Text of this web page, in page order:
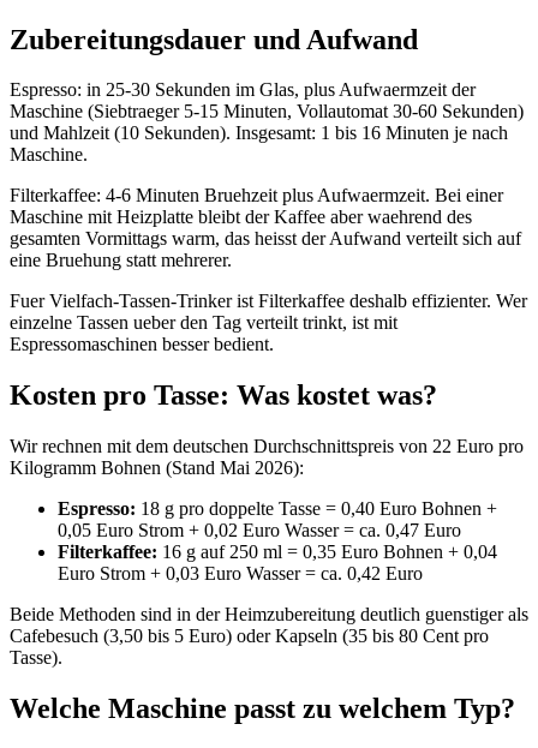
Zubereitungsdauer und Aufwand
Espresso: in 25-30 Sekunden im Glas, plus Aufwaermzeit der
Maschine (Siebtraeger 5-15 Minuten, Vollautomat 30-60 Sekunden)
und Mahlzeit (10 Sekunden). Insgesamt: 1 bis 16 Minuten je nach
Maschine.
Filterkaffee: 4-6 Minuten Bruehzeit plus Aufwaermzeit. Bei einer
Maschine mit Heizplatte bleibt der Kaffee aber waehrend des
gesamten Vormittags warm, das heisst der Aufwand verteilt sich auf
eine Bruehung statt mehrerer.
Fuer Vielfach-Tassen-Trinker ist Filterkaffee deshalb effizienter. Wer
einzelne Tassen ueber den Tag verteilt trinkt, ist mit
Espressomaschinen besser bedient.
Kosten pro Tasse: Was kostet was?
Wir rechnen mit dem deutschen Durchschnittspreis von 22 Euro pro
Kilogramm Bohnen (Stand Mai 2026):
Espresso: 18 g pro doppelte Tasse = 0,40 Euro Bohnen +
0,05 Euro Strom + 0,02 Euro Wasser = ca. 0,47 Euro
Filterkaffee: 16 g auf 250 ml = 0,35 Euro Bohnen + 0,04
Euro Strom + 0,03 Euro Wasser = ca. 0,42 Euro
Beide Methoden sind in der Heimzubereitung deutlich guenstiger als
Cafebesuch (3,50 bis 5 Euro) oder Kapseln (35 bis 80 Cent pro
Tasse).
Welche Maschine passt zu welchem Typ?